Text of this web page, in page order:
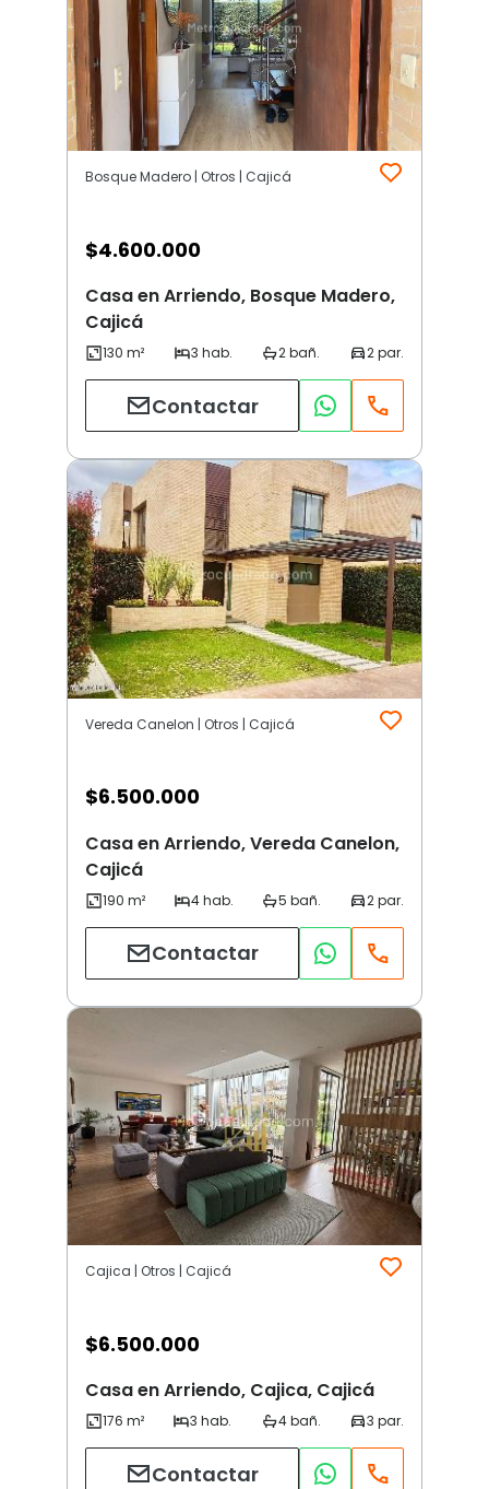
Bosque Madero | Otros | Cajicá
$4.600.000
Casa en Arriendo, Bosque Madero,
Cajicá
Contactar
Vereda Canelon | Otros | Cajicá
$6.500.000
Casa en Arriendo, Vereda Canelon,
Cajicá
Contactar
Cajica | Otros | Cajicá
$6.500.000
Casa en Arriendo, Cajica, Cajicá
Contactar